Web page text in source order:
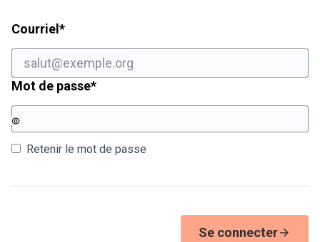
Courriel *Champ obligatoire
Mot de passe*Champ obligatoire
Retenir le mot de passe
Se connecter